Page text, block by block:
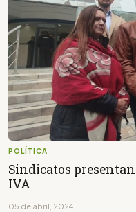
POLÍTICA
Sindicatos
IVA
05 de abril, 2024